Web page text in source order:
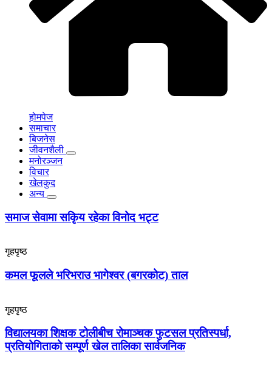
होमपेज
समाचार
बिजनेस
जीवनशैली
मनोरञ्जन
विचार
खेलकुद
अन्य
समाज सेवामा सकिृय रहेका विनोद भट्ट
गृहपृष्ठ
कमल फूलले भरिभराउ भागेश्वर (बगरकोट) ताल
गृहपृष्ठ
विद्यालयका शिक्षक टोलीबीच रोमाञ्चक फुटसल प्रतिस्पर्धा,
प्रतियोगिताको सम्पूर्ण खेल तालिका सार्वजनिक